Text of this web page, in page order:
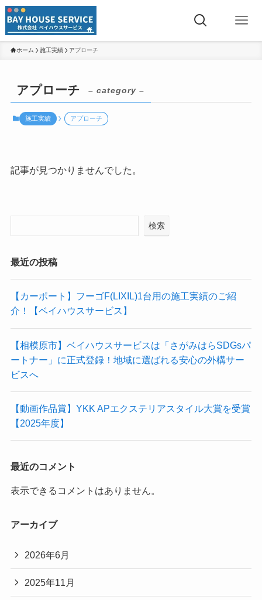
ホーム 施工実績 アプローチ
アプローチ – category –
施工実績 アプローチ
記事が見つかりませんでした。
検索
最近の投稿
【カーポート】フーゴF(LIXIL)1台用の施工実績のご紹
介！【ベイハウスサービス】
【相模原市】ベイハウスサービスは「さがみはらSDGsパ
ートナー」に正式登録！地域に選ばれる安心の外構サー
ビスへ
【動画作品賞】YKK APエクステリアスタイル大賞を受賞
【2025年度】
最近のコメント
表示できるコメントはありません。
アーカイブ
2026年6月
2025年11月